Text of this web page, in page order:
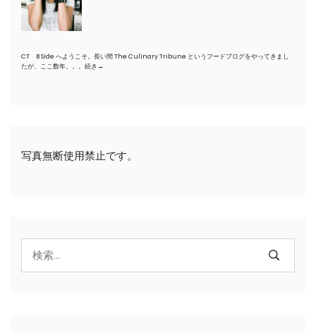
CT B Side へようこそ。長い間 The Culinary Tribune というフードブログをやってきまし
たが、ここ数年。。。 続き→
写真無断使用禁止です。